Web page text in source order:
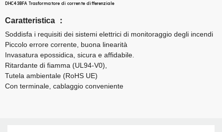
DHC43BFA Trasformatore di corrente differenziale
Caratteristica ：
Soddisfa i requisiti dei sistemi elettrici di monitoraggio degli incendi
Piccolo errore corrente, buona linearità
Invasatura epossidica, sicura e affidabile.
Ritardante di fiamma (UL94-V0),
Tutela ambientale (RoHS UE)
Con terminale, cablaggio conveniente